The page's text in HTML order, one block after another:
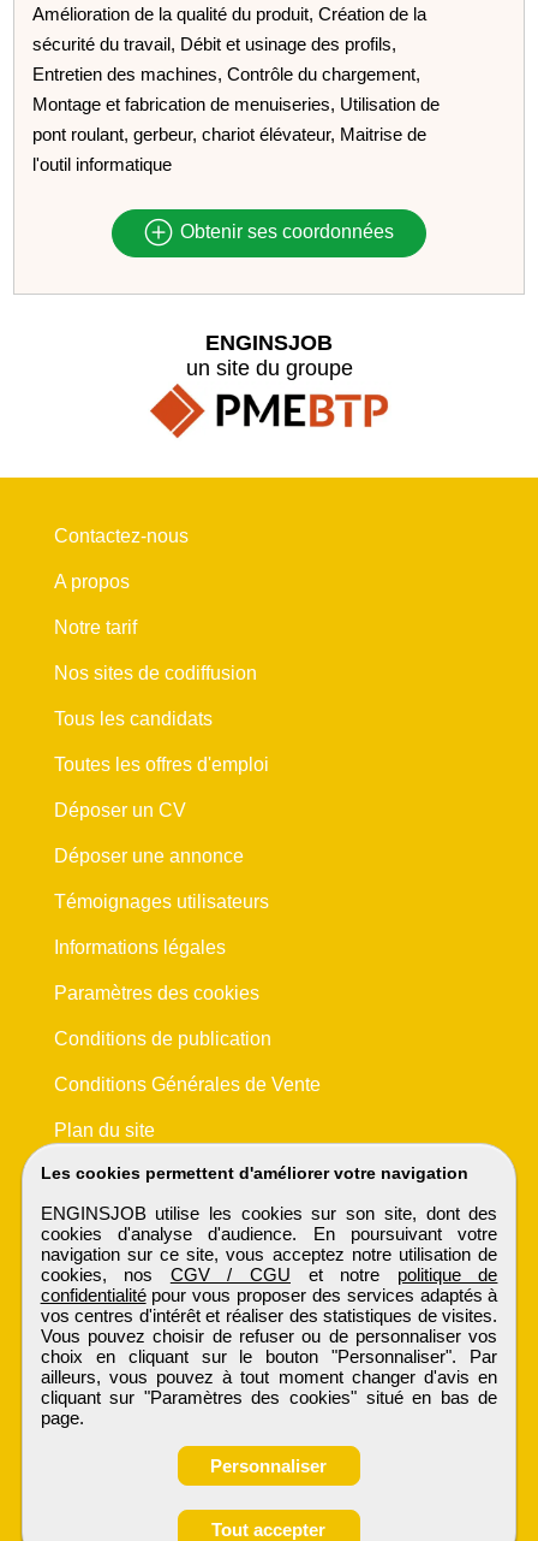
Obtenir ses
Amélioration de la qualité du produit, Création de la
sécurité du travail, Débit et usinage des profils,
Entretien des machines, Contrôle du chargement,
Montage et fabrication de menuiseries, Utilisation de
pont roulant, gerbeur, chariot élévateur, Maitrise de
l'outil informatique
Obtenir ses coordonnées
Les cookies permettent d'améliorer votre navigation
ENGINSJOB utilise les cookies sur son site, dont des
cookies d'analyse d'audience. En poursuivant votre
navigation sur ce site, vous acceptez notre utilisation de
cookies, nos CGV / CGU et notre politique de
confidentialitépour vous proposer des services adaptés à
vos centres d'intérêt et réaliser des statistiques de visites.
Vous pouvez choisir de refuser ou de personnaliser vos
choix en cliquant sur le bouton "Personnaliser". Par
ailleurs, vous pouvez à tout moment changer d'avis en
cliquant sur "Paramètres des cookies" situé en bas de
page.
Personnaliser
Tout accepter
ENGINSJOB
un site du groupe
Contactez-nous
A propos
Notre tarif
Nos sites de codiffusion
Tous les candidats
Toutes les offres d'emploi
Déposer un CV
Déposer une annonce
Témoignages utilisateurs
Informations légales
Paramètres des cookies
Conditions de publication
Conditions Générales de Vente
Plan du site